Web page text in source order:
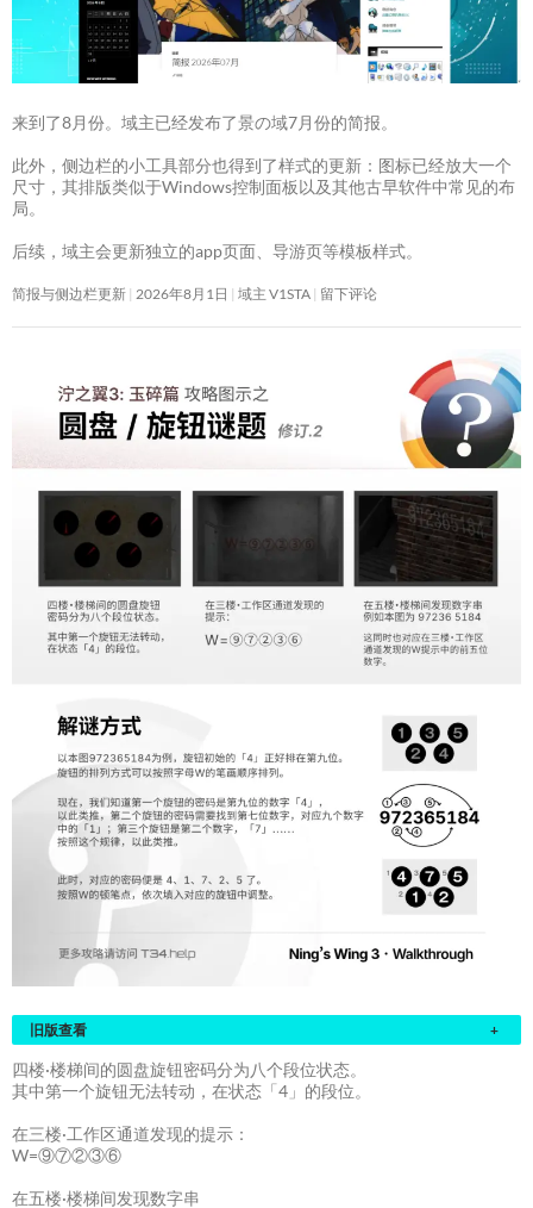
来到了8月份。域主已经发布了景の域7月份的简报。
此外，侧边栏的小工具部分也得到了样式的更新：图标已经放大一个
尺寸，其排版类似于Windows控制面板以及其他古早软件中常见的布
局。
后续，域主会更新独立的app页面、导游页等模板样式。
简报与侧边栏更新 2026年8月1日 域主 V1STA 留下评论
旧版查看 +
四楼·楼梯间的圆盘旋钮密码分为八个段位状态。
其中第一个旋钮无法转动，在状态「4」的段位。
在三楼·工作区通道发现的提示：
W=⑨⑦②③⑥
在五楼·楼梯间发现数字串